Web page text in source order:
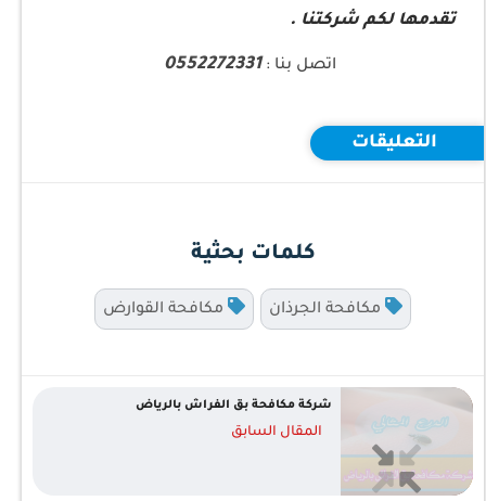
تقدمها لكم شركتنا .
اتصل بنا : 0552272331
التعليقات
كلمات بحثية
مكافحة الجرذان مكافحة القوارض
شركة مكافحة بق الفراش بالرياض
المقال السابق